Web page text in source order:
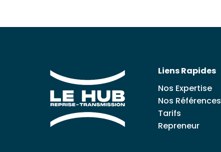
Liens Rapides
Nos Expertise
Nos Références
Tarifs
Repreneur